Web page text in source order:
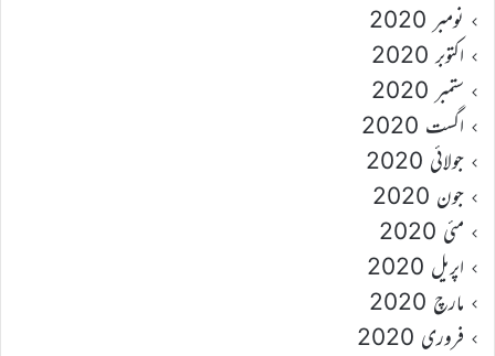
نومبر 2020
اکتوبر 2020
ستمبر 2020
اگست 2020
جولائی 2020
جون 2020
مئی 2020
اپریل 2020
مارچ 2020
فروری 2020